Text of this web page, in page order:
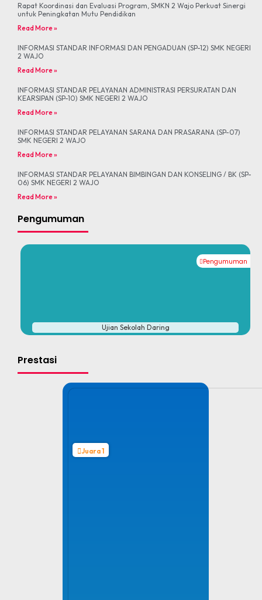
Rapat Koordinasi dan Evaluasi Program, SMKN 2 Wajo Perkuat Sinergi
untuk Peningkatan Mutu Pendidikan
Read More »
INFORMASI STANDAR INFORMASI DAN PENGADUAN (SP-12) SMK NEGERI
2 WAJO
Read More »
INFORMASI STANDAR PELAYANAN ADMINISTRASI PERSURATAN DAN
KEARSIPAN (SP-10) SMK NEGERI 2 WAJO
Read More »
INFORMASI STANDAR PELAYANAN SARANA DAN PRASARANA (SP-07)
SMK NEGERI 2 WAJO
Read More »
INFORMASI STANDAR PELAYANAN BIMBINGAN DAN KONSELING / BK (SP-
06) SMK NEGERI 2 WAJO
Read More »
Pengumuman
Pengumuman
Ujian Sekolah Daring
Prestasi
Juara 1